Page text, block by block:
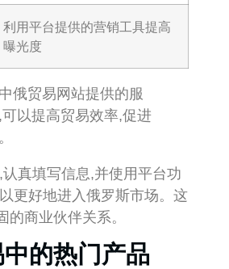
利用平台提供的营销工具提高
曝光度
俄贸易网站提供的服
以提高贸易效率,促进
真填写信息,并使用平台功
更好地进入俄罗斯市场。这
的商业伙伴关系。
的热门产品